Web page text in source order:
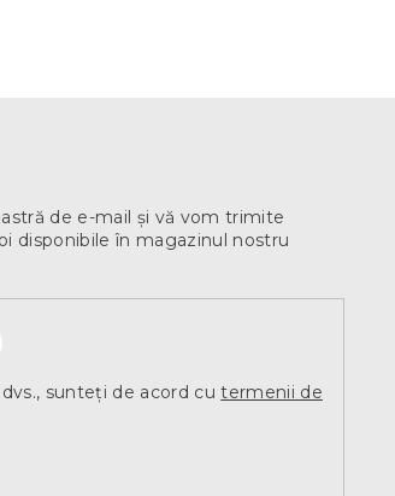
de e-mail şi vă vom trimite
disponibile în magazinul nostru
sunteți de acord cutermenii de